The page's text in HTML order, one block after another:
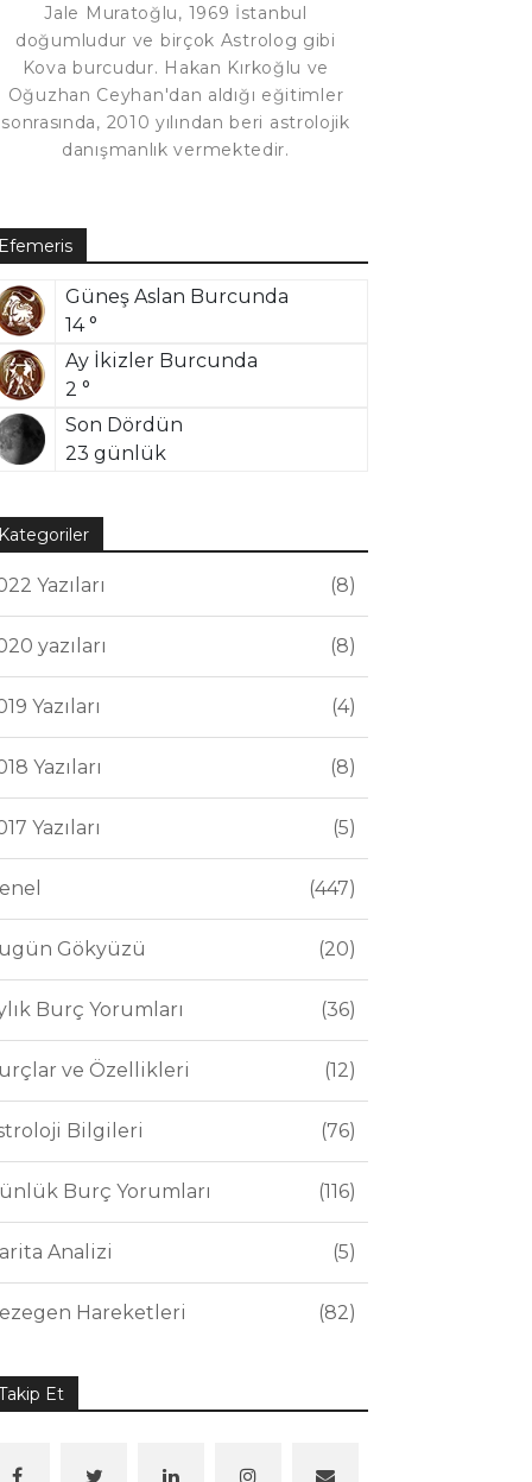
Jale Muratoğlu, 1969 İstanbul
doğumludur ve birçok Astrolog gibi
Kova burcudur. Hakan Kırkoğlu ve
Oğuzhan Ceyhan'dan aldığı eğitimler
sonrasında, 2010 yılından beri astrolojik
danışmanlık vermektedir.
Efemeris
Güneş Aslan Burcunda
14 °
Ay İkizler Burcunda
2 °
Son Dördün
23 günlük
Kategoriler
Yazıları 8
yazıları 8
Yazıları 4
Yazıları 8
Yazıları 5
447
Gökyüzü 20
Burç Yorumları 36
ve Özellikleri 12
Bilgileri 76
Burç Yorumları 116
Analizi 5
Hareketleri 82
Et